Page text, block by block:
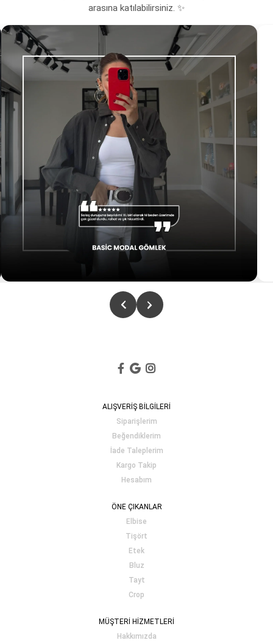
arasına katılabilirsiniz. ✨
ALIŞVERİŞ BİLGİLERİ
Siparişlerim
Beğendiklerim
İade Taleplerim
Kargo Takip
Hesabım
ÖNE ÇIKANLAR
Elbise
Tişört
Etek
Bluz
Tayt
Crop
MÜŞTERİ HİZMETLERİ
Hakkımızda